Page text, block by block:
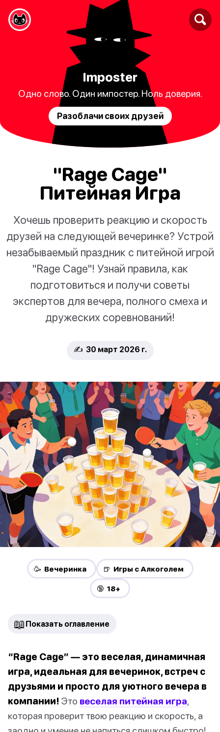
Imposter
Одно слово. Один импостер. Ноль доверия.
Разоблачи своих друзей
"Rage Cage"
Питейная Игра
Хочешь проверить реакцию и скорость
друзей на следующей вечеринке? Устрой
незабываемый праздник с питейной игрой
"Rage Cage"! Узнай правила, как
подготовиться и получи советы
экспертов для вечера, полного смеха и
дружеских соревнований!
✍️ 30 март 2026 г.
🥳 Вечеринка 🍺 Игры с Алкоголем
🔞 18+
📖 Показать оглавление
“Rage Cage” — это веселая, динамичная
игра, идеальная для вечеринок, встреч с
друзьями и просто для уютного вечера в
компании! Это веселая питейная игра,
которая проверит твою реакцию и скорость, а